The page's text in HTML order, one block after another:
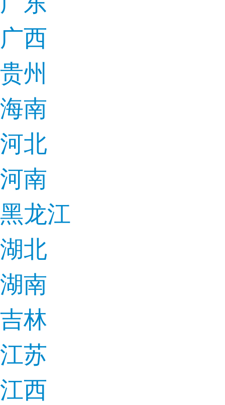
广西
贵州
海南
河北
河南
黑龙江
湖北
湖南
吉林
江苏
江西